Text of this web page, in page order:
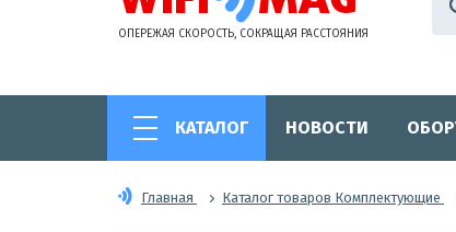
ОПЕРЕЖАЯ СКОРОСТЬ, СОКРАЩАЯ РАССТОЯНИЯ
КАТАЛОГ НОВОСТИ
Главная Каталог товаров Комплектующие